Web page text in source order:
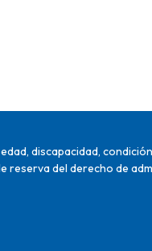
discapacidad,
reserva del derecho de